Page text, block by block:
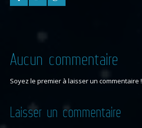
Aucun commentaire
Soyez le premier à laisser un commentaire !
Laisser un commentaire